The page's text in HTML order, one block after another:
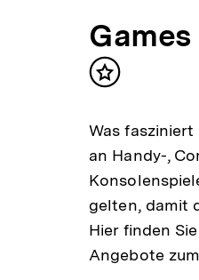
Inhalt
Was
an Handy-,
gelten, damit
Hier finden
Angebote